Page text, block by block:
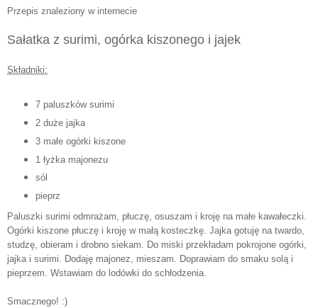
Przepis znaleziony w internecie
Sałatka z surimi, ogórka kiszonego i jajek
Składniki:
7 paluszków surimi
2 duże jajka
3 małe ogórki kiszone
1 łyżka majonezu
sól
pieprz
Paluszki surimi odmrażam, płuczę, osuszam i kroję na małe kawałeczki.
Ogórki kiszone płuczę i kroję w małą kosteczkę. Jajka gotuję na twardo,
studzę, obieram i drobno siekam. Do miski przekładam pokrojone ogórki,
jajka i surimi. Dodaję majonez, mieszam. Doprawiam do smaku solą i
pieprzem. Wstawiam do lodówki do schłodzenia.
Smacznego! :)